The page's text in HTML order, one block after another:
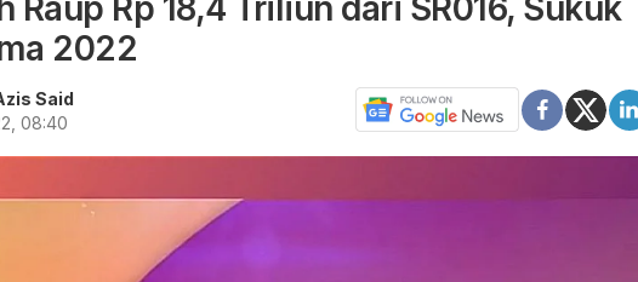
Raup Rp 18,4 Triliun dari SR016, Sukuk
2022
Said
08:40